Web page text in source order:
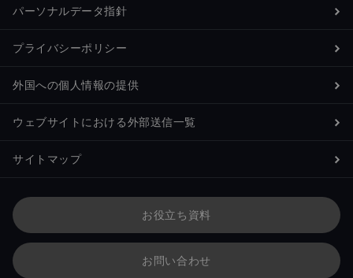
パーソナルデータ指針
プライバシーポリシー
外国への個人情報の提供
ウェブサイトにおける外部送信一覧
サイトマップ
お役立ち資料
お問い合わせ